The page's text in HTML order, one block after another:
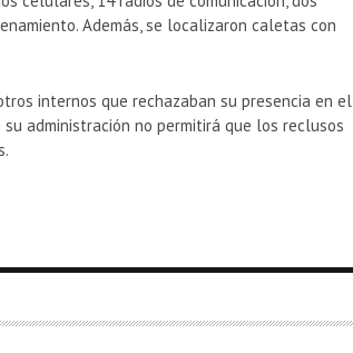
Además, se localizaron caletas con
internos que rechazaban su presencia en el
administración no permitirá que los reclusos